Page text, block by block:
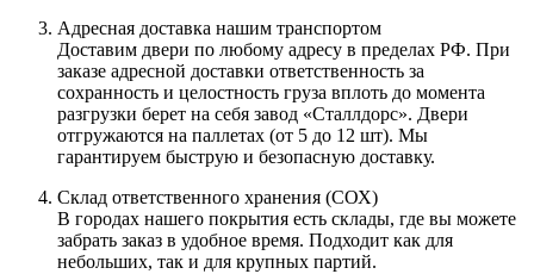
Адресная доставка нашим транспортом
Доставим двери по любому адресу в пределах РФ. При
заказе адресной доставки ответственность за
сохранность и целостность груза вплоть до момента
разгрузки берет на себя завод «Сталлдорс». Двери
отгружаются на паллетах (от 5 до 12 шт). Мы
гарантируем быструю и безопасную доставку.
Склад ответственного хранения (СОХ)
В городах нашего покрытия есть склады, где вы можете
забрать заказ в удобное время. Подходит как для
небольших, так и для крупных партий.